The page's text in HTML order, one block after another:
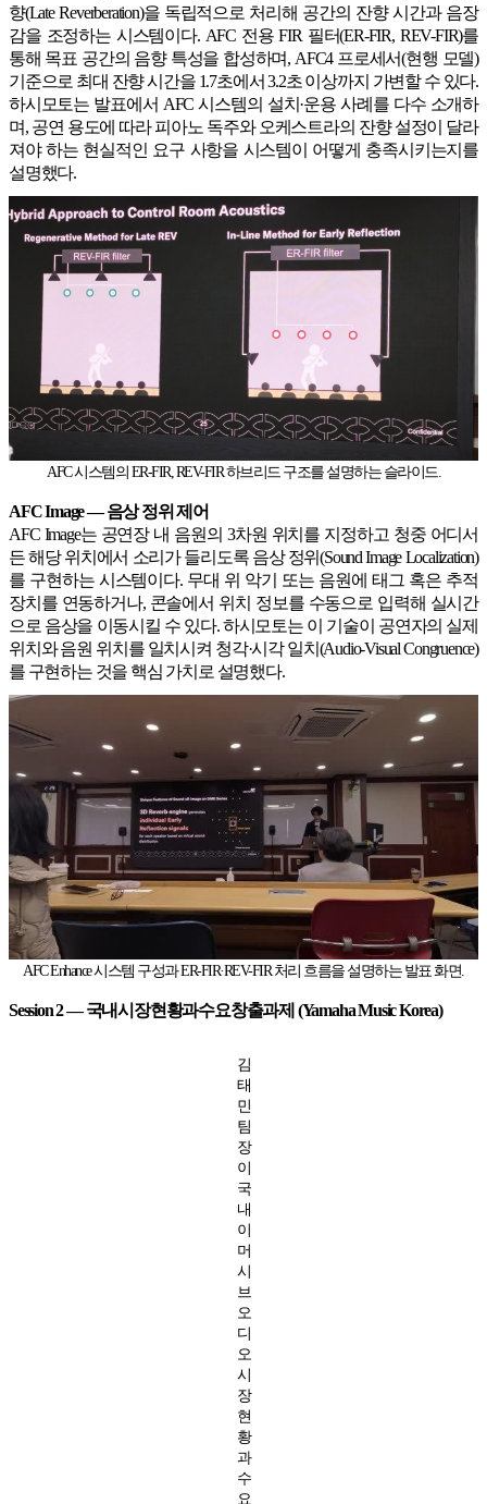
향(Late Reverberation)을 독립적으로 처리해 공간의 잔향 시간과 음장
감을 조정하는 시스템이다. AFC 전용 FIR 필터(ER-FIR, REV-FIR)를
통해 목표 공간의 음향 특성을 합성하며, AFC4 프로세서(현행 모델)
기준으로 최대 잔향 시간을 1.7초에서 3.2초 이상까지 가변할 수 있다.
하시모토는 발표에서 AFC 시스템의 설치·운용 사례를 다수 소개하
며, 공연 용도에 따라 피아노 독주와 오케스트라의 잔향 설정이 달라
져야 하는 현실적인 요구 사항을 시스템이 어떻게 충족시키는지를
설명했다.
AFC 시스템의 ER-FIR, REV-FIR 하브리드 구조를 설명하는 슬라이드.
AFC Image — 음상 정위 제어
AFC Image는 공연장 내 음원의 3차원 위치를 지정하고 청중 어디서
든 해당 위치에서 소리가 들리도록 음상 정위(Sound Image Localization)
를 구현하는 시스템이다. 무대 위 악기 또는 음원에 태그 혹은 추적
장치를 연동하거나, 콘솔에서 위치 정보를 수동으로 입력해 실시간
으로 음상을 이동시킬 수 있다. 하시모토는 이 기술이 공연자의 실제
위치와 음원 위치를 일치시켜 청각·시각 일치(Audio-Visual Congruence)
를 구현하는 것을 핵심 가치로 설명했다.
AFC Enhance 시스템 구성과 ER-FIR·REV-FIR 처리 흐름을 설명하는 발표 화면.
Session 2 — 국내시장현황과수요창출과제 (Yamaha Music Korea)
김
태
민
팀
장
이
국
내
이
머
시
브
오
디
오
시
장
현
황
과
수
요